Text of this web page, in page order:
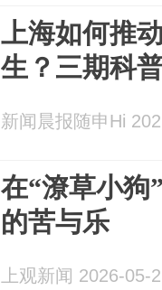
上海如何推
生？三期科
新闻晨报随申Hi
在“潦草小狗
的苦与乐
上观新闻 2026-05-